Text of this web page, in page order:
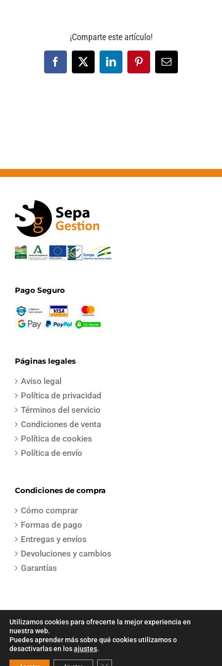
¡Comparte este artículo!
Facebook
X LinkedInPinterestCorreo
electrónico
Pago Seguro
Páginas legales
Aviso legal
Política de privacidad
Términos del servicio
Condiciones de venta
Política de cookies
Política de envío
Condiciones de compra
Cómo comprar
Formas de pago
Entregas y envíos
Devoluciones y cambios
Garantías
COPYRIGHT 2021 | Todos los derechos reservados | Creado por
Utilizamos cookies para ofrecerte la mejor experiencia en
nuestra web.
Puedes aprender más sobre qué cookies utilizamos o
desactivarlas en losajustes.